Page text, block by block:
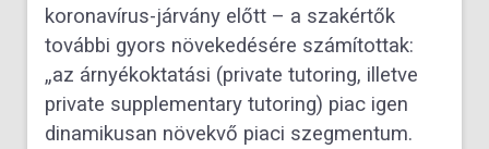
koronavírus-járvány előtt – a szakértők
további gyors növekedésére számítottak:
„az árnyékoktatási (private tutoring, illetve
private supplementary tutoring) piac igen
dinamikusan növekvő piaci szegmentum.